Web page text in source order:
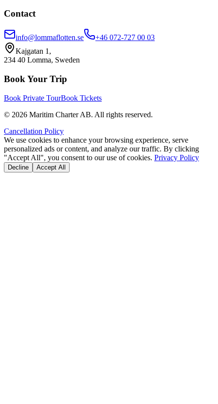
Contact
info@lommaflotten.se
+46 072-727 00 03
Kajgatan 1,
234 40 Lomma, Sweden
Book Your Trip
Book Private TourBook Tickets
© 2026 Maritim Charter AB. All rights reserved.
Cancellation Policy
We use cookies to enhance your browsing experience, serve
personalized ads or content, and analyze our traffic. By clicking
"Accept All", you consent to our use of cookies. Privacy Policy
Decline Accept All